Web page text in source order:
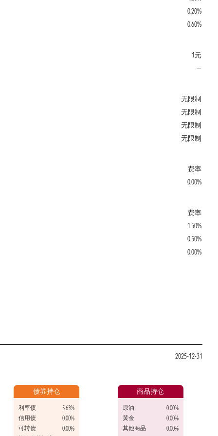
0.20%
0.60%
1元
—
无限制
无限制
无限制
无限制
费率
0.00%
费率
1.50%
0.50%
0.00%
2025-12-31
债券持仓
利率债
5.63%
信用债
0.00%
可转债
0.00%
商品持仓
原油
0.00%
黄金
0.00%
其他商品
0.00%